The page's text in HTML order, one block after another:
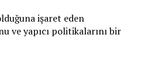
işaret eden
ve yapıcı politikalarını bir